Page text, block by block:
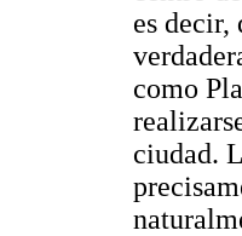
es decir,
como
ciudad.